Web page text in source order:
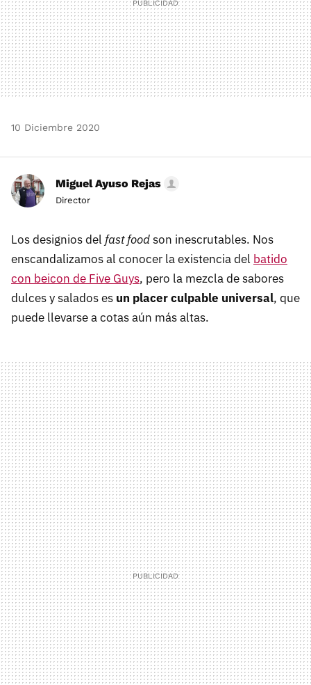
10 Diciembre 2020
Miguel Ayuso Rejas
Director
Los designios del fast foodson inescrutables. Nos
enscandalizamos al conocer la existencia del batido
con beicon de Five Guys, pero la mezcla de sabores
dulces y salados es un placer culpable universal, que
puede llevarse a cotas aún más altas.